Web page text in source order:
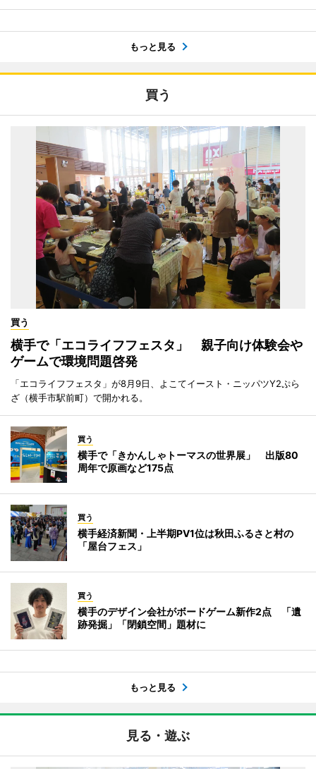
もっと見る
買う
買う
横手で「エコライフフェスタ」 親子向け体験会や
ゲームで環境問題啓発
「エコライフフェスタ」が8月9日、よこてイースト・ニッパツY2ぷら
ざ（横手市駅前町）で開かれる。
買う
横手で「きかんしゃトーマスの世界展」 出版80
周年で原画など175点
買う
横手経済新聞・上半期PV1位は秋田ふるさと村の
「屋台フェス」
買う
横手のデザイン会社がボードゲーム新作2点 「遺
跡発掘」「閉鎖空間」題材に
もっと見る
見る・遊ぶ